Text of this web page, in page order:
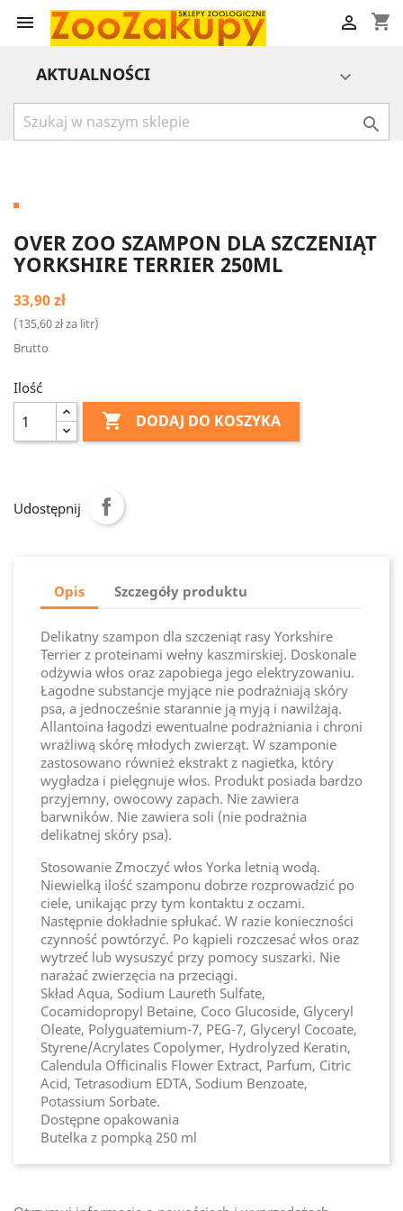
 shopping_cart

AKTUALNOŚCI 

OVER ZOO SZAMPON DLA SZCZENIĄT
YORKSHIRE TERRIER 250ML
33,90 zł
(135,60 zł za litr)
Brutto
Ilość
 DODAJ DO KOSZYKA
Udostępnij
Opis Szczegóły produktu
Delikatny szampon dla szczeniąt rasy Yorkshire
Terrier z proteinami wełny kaszmirskiej. Doskonale
odżywia włos oraz zapobiega jego elektryzowaniu.
Łagodne substancje myjące nie podrażniają skóry
psa, a jednocześnie starannie ją myją i nawilżają.
Allantoina łagodzi ewentualne podrażniania i chroni
wrażliwą skórę młodych zwierząt. W szamponie
zastosowano również ekstrakt z nagietka, który
wygładza i pielęgnuje włos. Produkt posiada bardzo
przyjemny, owocowy zapach. Nie zawiera
barwników. Nie zawiera soli (nie podrażnia
delikatnej skóry psa).
Stosowanie Zmoczyć włos Yorka letnią wodą.
Niewielką ilość szamponu dobrze rozprowadzić po
ciele, unikając przy tym kontaktu z oczami.
Następnie dokładnie spłukać. W razie konieczności
czynność powtórzyć. Po kąpieli rozczesać włos oraz
wytrzeć lub wysuszyć przy pomocy suszarki. Nie
narażać zwierzęcia na przeciągi.
Skład Aqua, Sodium Laureth Sulfate,
Cocamidopropyl Betaine, Coco Glucoside, Glyceryl
Oleate, Polyguatemium-7, PEG-7, Glyceryl Cocoate,
Styrene/Acrylates Copolymer, Hydrolyzed Keratin,
Calendula Officinalis Flower Extract, Parfum, Citric
Acid, Tetrasodium EDTA, Sodium Benzoate,
Potassium Sorbate.
Dostępne opakowania
Butelka z pompką 250 ml